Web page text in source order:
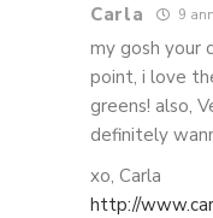
Carla 9
my gosh your
point, i love
greens! also,
definitely
xo, Carla
http://